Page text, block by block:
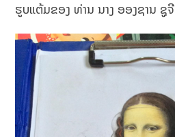
ຮູບແຕ້ມຂອງ ທ່ານ ນາງ ອອງຊານ ຊູຈີ